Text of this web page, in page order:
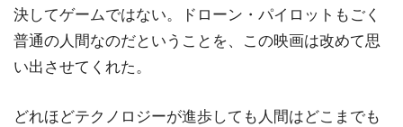
決してゲームではない。ドローン・パイロットもごく
普通の人間なのだということを、この映画は改めて思
い出させてくれた。
どれほどテクノロジーが進歩しても人間はどこまでも